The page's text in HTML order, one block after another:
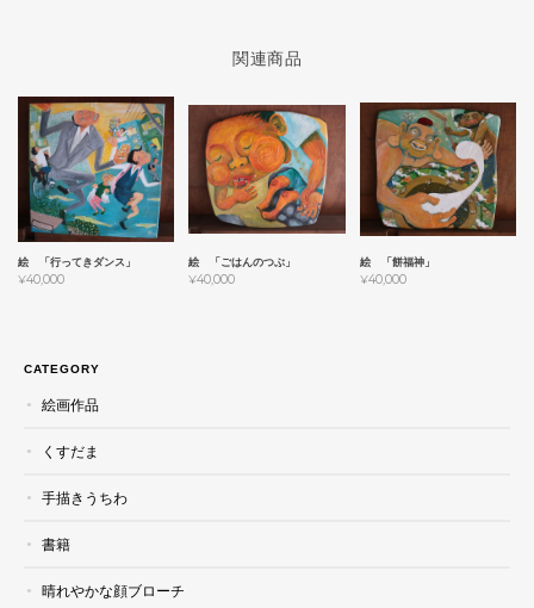
関連商品
絵 「行ってきダンス」
¥40,000
絵 「ごはんのつぶ」
¥40,000
絵 「餅福神」
¥40,000
CATEGORY
絵画作品
くすだま
手描きうちわ
書籍
晴れやかな顔ブローチ